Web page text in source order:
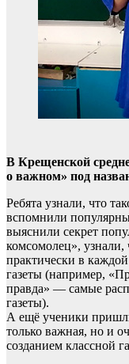
В Крещенской
о важном» под
Ребята узнали, что
вспомнили
выяснили секрет
комсомолец», узнали,
практически в каждой
газеты (например,
правда» — самые
газеты).
А ещё ученики
только важная, но и
созданием классной